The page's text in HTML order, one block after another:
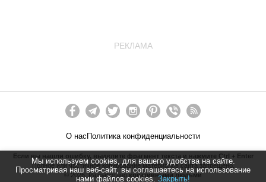
Мы используем cookies, для вашего удобства на сайте.
Просматривая наш веб-сайт, вы соглашаетесь на использование
нами файлов cookies. Закрыть!
РЕКЛАМА
О нас Политика конфиденциальности
Если вы нашли ошибку, выделите фрагмент текста и нажмите Ctrl + Enter
Полное или частичное копирование материалов сайта запрещено.
©2026 . Разработанокреативными людьми